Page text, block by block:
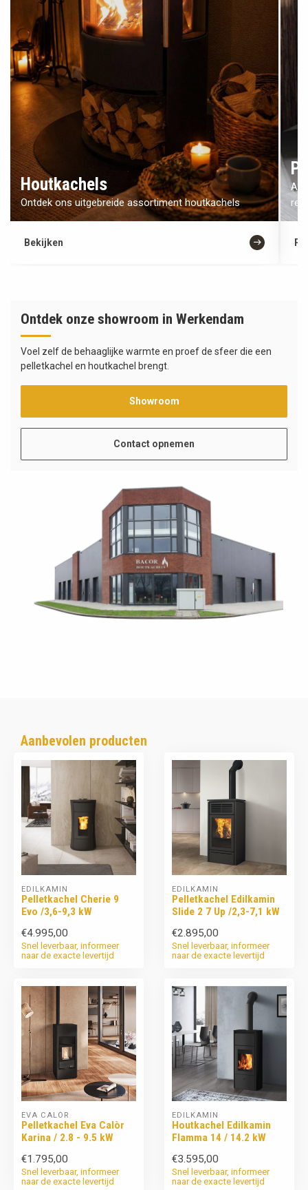
Houtkachels
Ontdek ons uitgebreide assortiment houtkachels
Bekijken
Ontdek onze showroom in Werkendam
Voel zelf de behaaglijke warmte en proef de sfeer die een
pelletkachel en houtkachel brengt.
Showroom
Contact opnemen
Aanbevolen producten
EDILKAMIN
Pelletkachel Cherie 9
Evo /3,6-9,3 kW
€4.995,00
Snel leverbaar, informeer
naar de exacte levertijd
EDILKAMIN
Pelletkachel Edilkamin
Slide 2 7 Up /2,3-7,1 kW
€2.895,00
Snel leverbaar, informeer
naar de exacte levertijd
EVA CALÒR
Pelletkachel Eva Calòr
Karina / 2.8 - 9.5 kW
€1.795,00
Snel leverbaar, informeer
naar de exacte levertijd
EDILKAMIN
Houtkachel Edilkamin
Flamma 14 / 14.2 kW
€3.595,00
Snel leverbaar, informeer
naar de exacte levertijd